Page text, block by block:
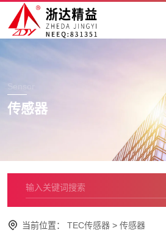
Sensor
传感器
当前位置： TEC传感器 > 传感器